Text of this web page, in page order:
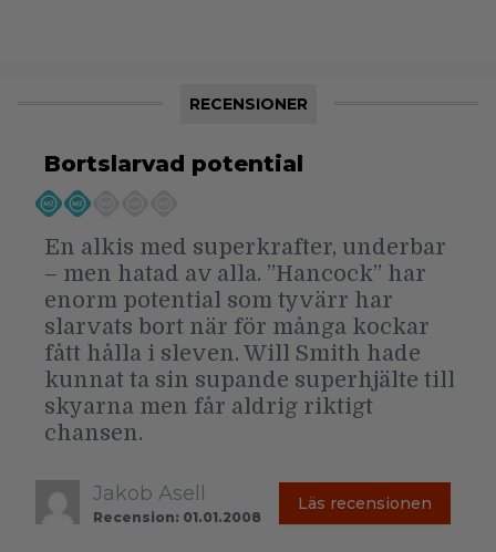
RECENSIONER
Bortslarvad potential
En alkis med superkrafter, underbar
– men hatad av alla. ”Hancock” har
enorm potential som tyvärr har
slarvats bort när för många kockar
fått hålla i sleven. Will Smith hade
kunnat ta sin supande superhjälte till
skyarna men får aldrig riktigt
chansen.
Jakob Asell
Recension: 01.01.2008
Läs recensionen